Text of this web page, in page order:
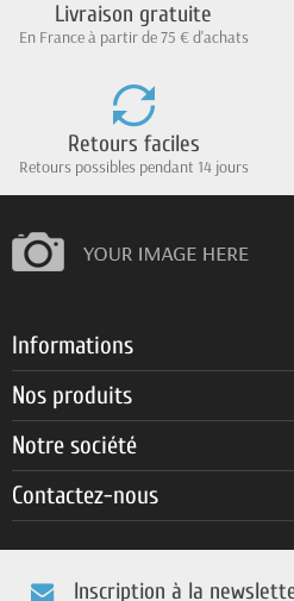
Livraison gratuite
En France à partir de 75 € d'achats
Retours faciles
Retours possibles pendant 14 jours
Informations
Nos produits
Notre société
Contactez-nous
Inscription à la